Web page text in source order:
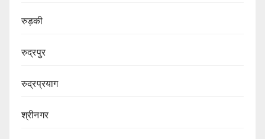
रुड़की
रुद्रपुर
रुद्रप्रयाग
श्रीनगर